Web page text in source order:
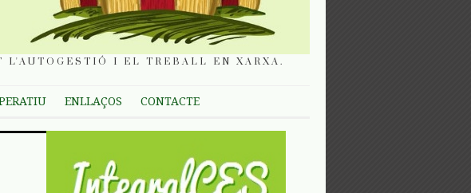
L'AUTOGESTIÓ I EL TREBALL EN XARXA.
ENLLAÇOS CONTACTE